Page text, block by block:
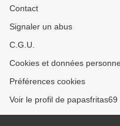
Contact
Signaler un abus
C.G.U.
Cookies et données
Préférences cookies
Voir le profil de